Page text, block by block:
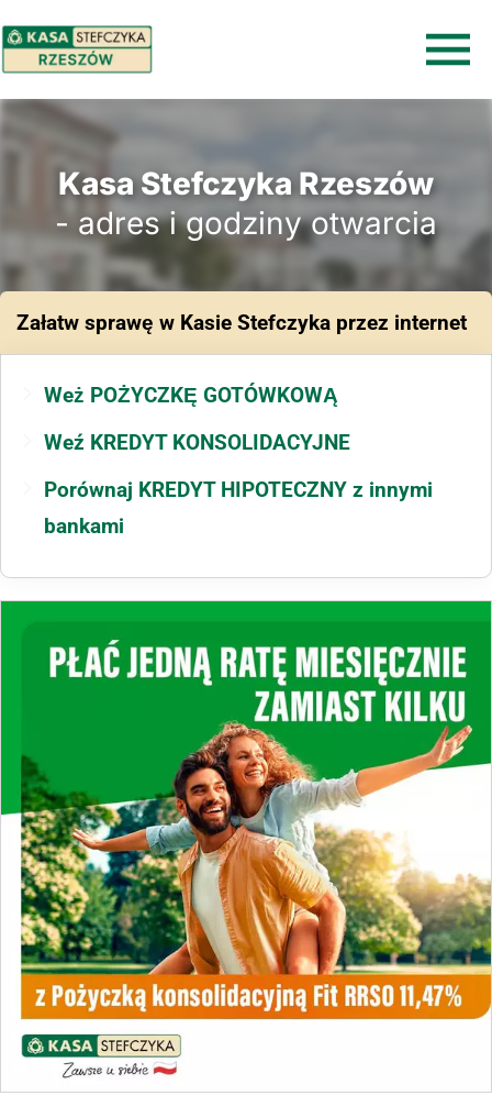
Kasa Stefczyka Rzeszów
- adres i godziny otwarcia
Załatw sprawę w Kasie Stefczyka przez internet
Weż POŻYCZKĘ GOTÓWKOWĄ
Weź KREDYT KONSOLIDACYJNE
Porównaj KREDYT HIPOTECZNY z innymi
bankami